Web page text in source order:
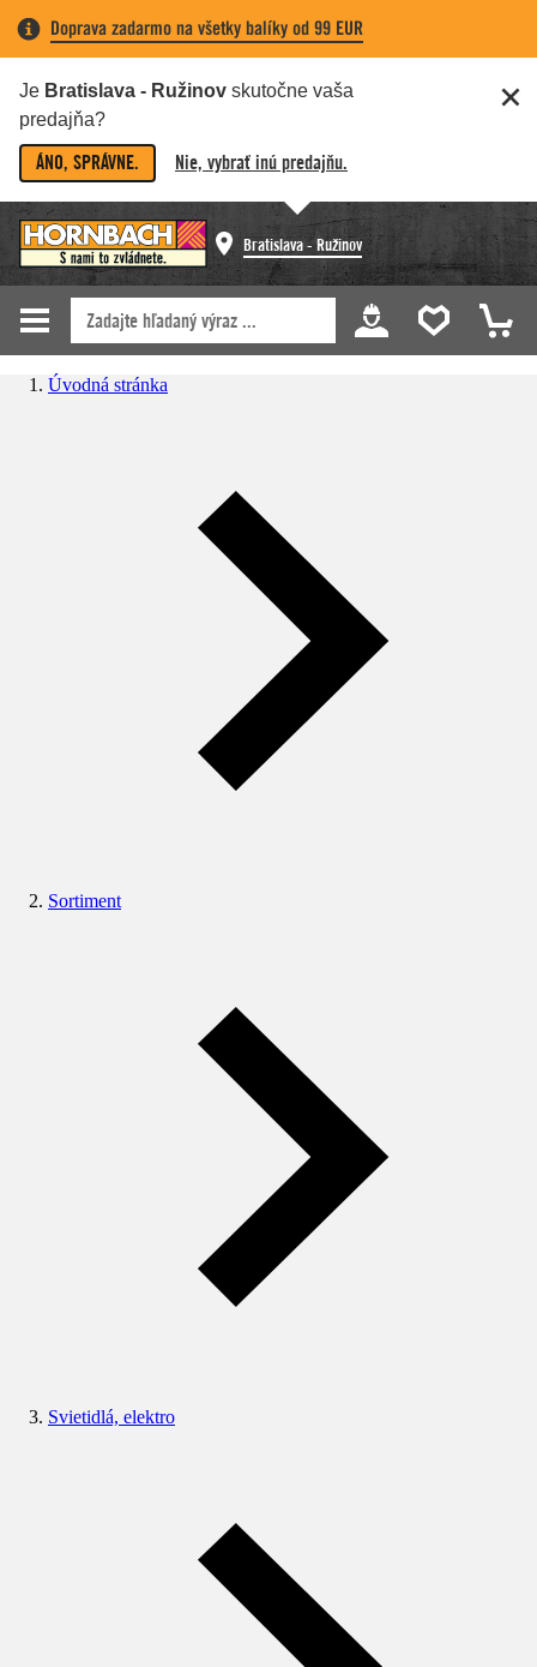
Doprava zadarmo na všetky balíky od 99 EUR
Je Bratislava - Ružinov skutočne vaša
predajňa?
ÁNO, SPRÁVNE. Nie, vybrať inú predajňu.
Bratislava - Ružinov
Úvodná stránka
Sortiment
Svietidlá, elektro